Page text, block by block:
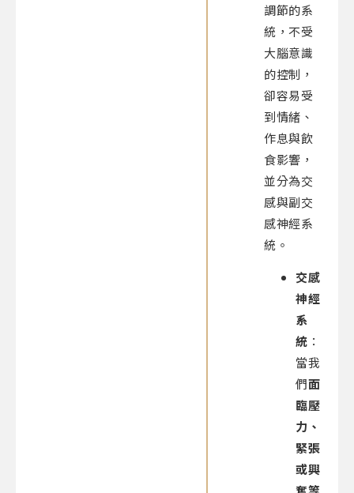
調節的系
統，不受
大腦意識
的控制，
卻容易受
到情緒、
作息與飲
食影響 ，
並分為交
感與副交
感神經系
統 。
交感
神經
系
統 ：
當我
們面
臨壓
力、
緊張
或興